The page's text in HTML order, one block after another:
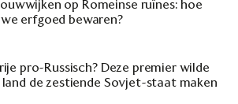
op Romeinse ruïnes: hoe
erfgoed bewaren?
pro-Russisch? Deze premier wilde
land de zestiende Sovjet-staat maken